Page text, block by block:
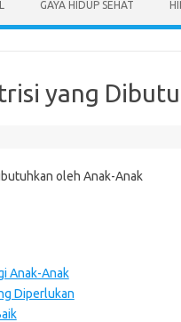
GAYA HIDUP SEHAT
yang
Anak-Anak
Diperlukan